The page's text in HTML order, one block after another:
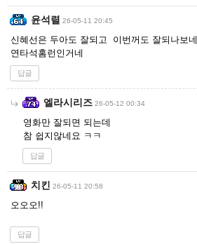
윤석렬 26-05-11 20:45
신혜선은 두아도 잘되고 이번꺼도 잘되나보네
연타석홈런인거네
답글
엘라시리즈 26-05-12 00:34
영화만 잘되면 되는데
참 쉽지않네요 ㅋㅋ
답글
치킨 26-05-11 20:58
오오오!!
답글